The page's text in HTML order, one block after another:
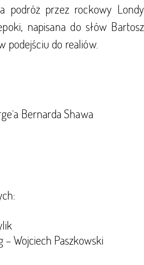
podróż przez rockowy
napisana do słów
podejściu do realiów.
Bernarda Shawa
Wojciech Paszkowski